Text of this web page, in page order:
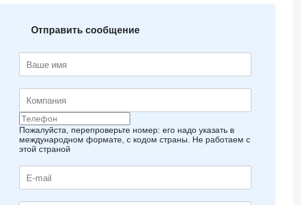
Отправить сообщение
Пожалуйста, перепроверьте номер: его надо указать в
международном формате, с кодом страны.
Не работаем с
этой страной